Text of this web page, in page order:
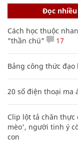
Đọc nhiều
Cách học thuộc
"thần chú"
17
Bảng công thức
20 số điện thoại ma
Clip lột tả chân
mèo', người tinh ý
con